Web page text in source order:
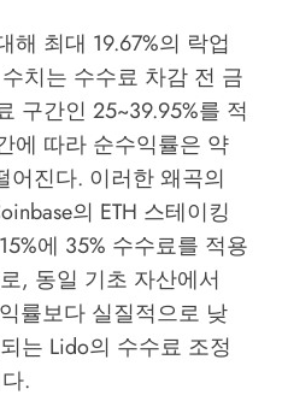
해 최대 19.67%의 락업
치는 수수료 차감 전 금
구간인 25~39.95%를 적
에 따라 순수익률은 약
어진다. 이러한 왜곡의
의 ETH 스테이킹
에 35% 수수료를 적용
, 동일 기초 자산에서
률보다 실질적으로 낮
는 Lido의 수수료 조정
.